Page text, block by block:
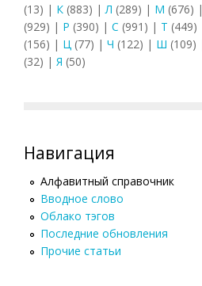
(13) | К (883) | Л (289) | М (676) |
(929) | Р (390) | С (991) | Т (449)
(156) | Ц (77) | Ч (122) | Ш (109)
(32) | Я (50)
Навигация
Алфавитный справочник
Вводное слово
Облако тэгов
Последние обновления
Прочие статьи